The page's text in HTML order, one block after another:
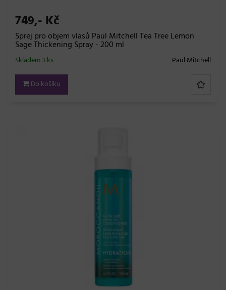
749,- Kč
Sprej pro objem vlasů Paul Mitchell Tea Tree Lemon
Sage Thickening Spray - 200 ml
Paul Mitchell
Skladem 3 ks
Do košíku